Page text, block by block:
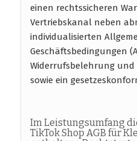
einen rechtssicheren
Vertriebskanal neben
individualisierten
Geschäftsbedingungen
Widerrufsbelehrung
sowie ein
Im Leistungsumfang
TikTok Shop AGB für